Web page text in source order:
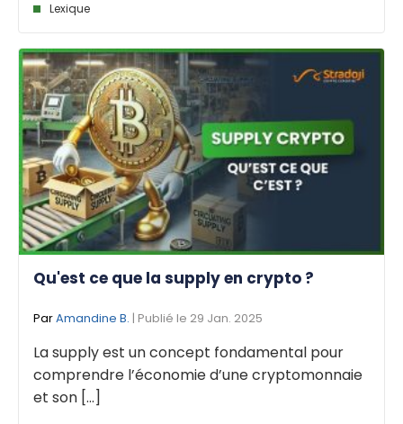
Lexique
Qu'est ce que la supply en crypto ?
ParAmandine B. | Publié le 29 Jan. 2025
La supply est un concept fondamental pour
comprendre l’économie d’une cryptomonnaie
et son [...]